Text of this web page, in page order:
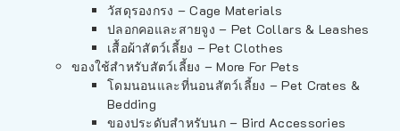
วัสดุรองกรง – Cage Materials
ปลอกคอและสายจูง – Pet Collars & Leashes
เสื้อผ้าสัตว์เลี้ยง – Pet Clothes
ของใช้สำหรับสัตว์เลี้ยง – More For Pets
โดมนอนและที่นอนสัตว์เลี้ยง – Pet Crates &
Bedding
ของประดับสำหรับนก – Bird Accessories